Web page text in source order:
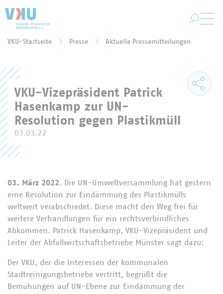
VKU-Startseite Presse Aktuelle Pressemitteilungen
VKU-Vizepräsident Patrick
Hasenkamp zur UN-
Resolution gegen Plastikmüll
03.03.22
03. März 2022. Die UN-Umweltversammlung hat gestern
eine Resolution zur Eindämmung des Plastikmülls
weltweit verabschiedet. Diese macht den Weg frei für
weitere Verhandlungen für ein rechtsverbindliches
Abkommen. Patrick Hasenkamp, VKU-Vizepräsident und
Leiter der Abfallwirtschaftsbetriebe Münster sagt dazu:
Der VKU, der die Interessen der kommunalen
Stadtreinigungsbetriebe vertritt, begrüßt die
Bemühungen auf UN-Ebene zur Eindämmung der